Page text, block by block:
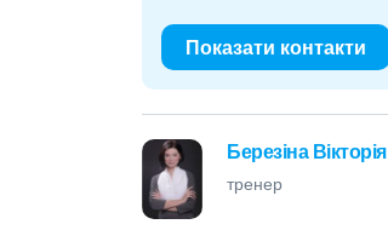
Показати контакти
Березіна Вікторія
тренер